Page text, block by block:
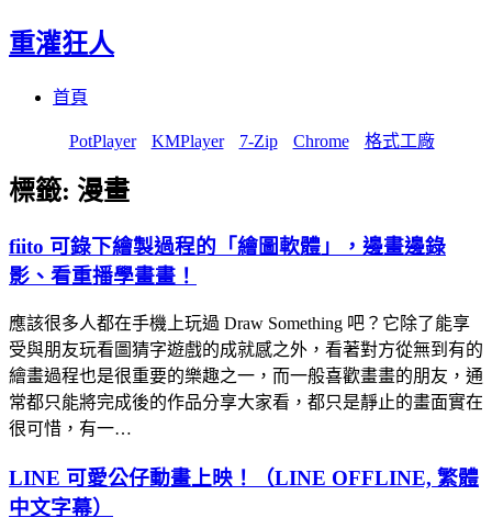
重灌狂人
首頁
PotPlayer KMPlayer 7-Zip Chrome 格式工廠
標籤: 漫畫
fiito 可錄下繪製過程的「繪圖軟體」，邊畫邊錄
影、看重播學畫畫！
應該很多人都在手機上玩過 Draw Something 吧？它除了能享
受與朋友玩看圖猜字遊戲的成就感之外，看著對方從無到有的
繪畫過程也是很重要的樂趣之一，而一般喜歡畫畫的朋友，通
常都只能將完成後的作品分享大家看，都只是靜止的畫面實在
很可惜，有一…
LINE 可愛公仔動畫上映！（LINE OFFLINE, 繁體
中文字幕）